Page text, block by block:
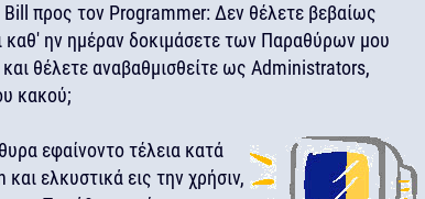
προς τον Programmer: Δεν θέλετε βεβαίως
καθ' ην ημέραν δοκιμάσετε των Παραθύρων μου
θέλετε αναβαθμισθείτε ως Administrators,
κακού;
εφαίνοντο τέλεια κατά
ελκυστικά εις την χρήσιν,